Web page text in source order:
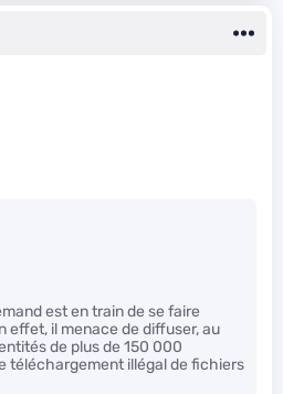
est en train de se faire
effet, il menace de diffuser, au
de plus de 150 000
téléchargement illégal de fichiers